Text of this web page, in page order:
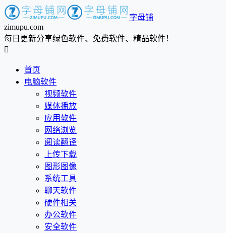
字母铺
zimupu.com
每日更新分享绿色软件、免费软件、精品软件！

首页
电脑软件
视频软件
媒体播放
应用软件
网络浏览
阅读翻译
上传下载
图形图像
系统工具
聊天软件
硬件相关
办公软件
安全软件